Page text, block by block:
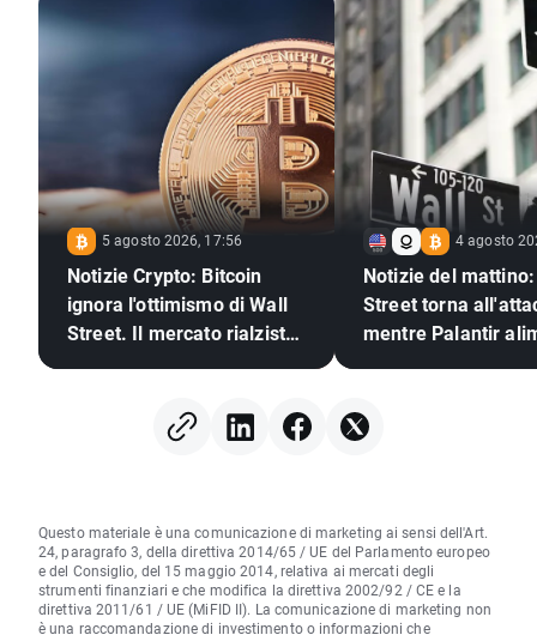
5 agosto 2026, 17:56
Notizie Crypto: Bitcoin
ignora l'ottimismo di Wall
Street. Il mercato rialzista
4 agosto
Notizie del
Street torna
mentre Palantir
Questo materiale è una comunicazione di marketing ai sensi dell'Art.
24, paragrafo 3, della direttiva 2014/65 / UE del Parlamento europeo
e del Consiglio, del 15 maggio 2014, relativa ai mercati degli
strumenti finanziari e che modifica la direttiva 2002/92 / CE e la
direttiva 2011/61 / UE (MiFID II). La comunicazione di marketing non
è una raccomandazione di investimento o informazioni che